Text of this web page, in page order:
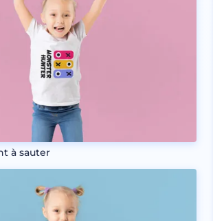
à sauter